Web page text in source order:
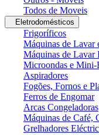
Todos de Moveis
Eletrodomésticos
Frigoríficos
Máquinas de Lavar
Máquinas de Lavar
Microondas e Mini-
Aspiradores
Fogões, Fornos e
Ferros de Engomar
Arcas Congeladoras
Máquinas de Café,
Grelhadores